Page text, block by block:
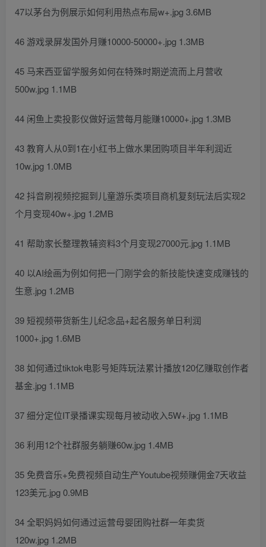
47以茅台为例展示如何利用热点布局w+.jpg 3.6MB
46 游戏录屏发国外月赚10000-50000+.jpg 1.3MB
45 马来西亚留学服务如何在特殊时期逆流而上月营收
500w.jpg 1.1MB
44 闲鱼上卖投影仪做好运营每月能赚10000+.jpg 1.3MB
43 教育人从0到1在小红书上做水果团购项目半年利润近
10w.jpg 1.0MB
42 抖音刷视频挖掘到儿童游乐类项目商机复刻玩法后实现2
个月变现40w+.jpg 1.2MB
41 帮助家长整理教辅资料3个月变现27000元.jpg 1.1MB
40 以AI绘画为例如何把一门刚学会的新技能快速变成赚钱的
生意.jpg 1.2MB
39 短视频带货新生儿纪念品+起名服务单日利润
1000+.jpg 1.6MB
38 如何通过tiktok电影号矩阵玩法累计播放120亿赚取创作者
基金.jpg 1.1MB
37 细分定位IT录播课实现每月被动收入5W+.jpg 1.1MB
36 利用12个社群服务躺赚60w.jpg 1.4MB
35 免费音乐+免费视频自动生产Youtube视频赚佣金7天收益
123美元.jpg 0.9MB
34 全职妈妈如何通过运营母婴团购社群一年卖货
120w.jpg 1.2MB